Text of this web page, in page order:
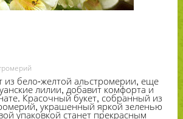
из бело-​желтой альстромерии, еще
лилии, добавит комфорта и
Красочный букет, собранный из
украшенный яркой зеленью
упаковкой станет прекрасным